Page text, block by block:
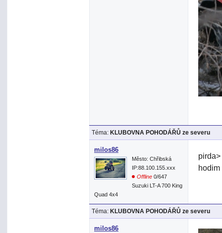
Téma: KLUBOVNA POHODÁŘŮ ze severu
milos86
Město: Chřibská
IP:88.100.155.xxx
Offline 0/647
Suzuki LT-A 700 King
Quad 4x4
hodim
Téma: KLUBOVNA POHODÁŘŮ ze severu
milos86